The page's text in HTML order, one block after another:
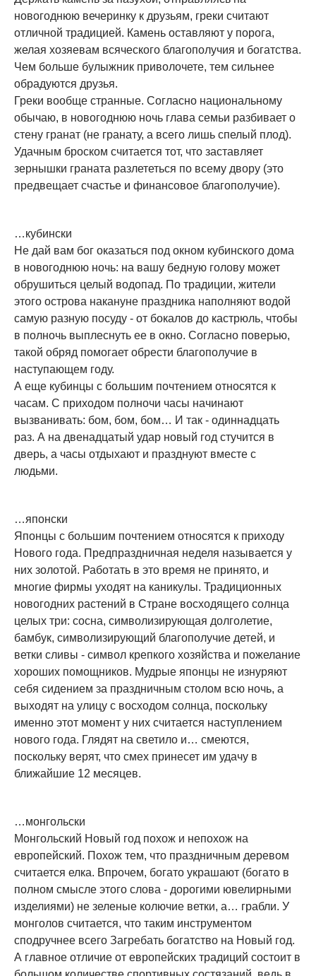
новогоднюю вечеринку к друзьям, греки считают
отличной традицией. Камень оставляют у порога,
желая хозяевам всяческого благополучия и богатства.
Чем больше булыжник приволочете, тем сильнее
обрадуются друзья.
Греки вообще странные. Согласно национальному
обычаю, в новогоднюю ночь глава семьи разбивает о
стену гранат (не гранату, а всего лишь спелый плод).
Удачным броском считается тот, что заставляет
зернышки граната разлететься по всему двору (это
предвещает счастье и финансовое благополучие).
…кубински
Не дай вам бог оказаться под окном кубинского дома
в новогоднюю ночь: на вашу бедную голову может
обрушиться целый водопад. По традиции, жители
этого острова накануне праздника наполняют водой
самую разную посуду - от бокалов до кастрюль, чтобы
в полночь выплеснуть ее в окно. Согласно поверью,
такой обряд помогает обрести благополучие в
наступающем году.
А еще кубинцы с большим почтением относятся к
часам. С приходом полночи часы начинают
вызванивать: бом, бом, бом… И так - одиннадцать
раз. А на двенадцатый удар новый год стучится в
дверь, а часы отдыхают и празднуют вместе с
людьми.
…японски
Японцы с большим почтением относятся к приходу
Нового года. Предпраздничная неделя называется у
них золотой. Работать в это время не принято, и
многие фирмы уходят на каникулы. Традиционных
новогодних растений в Стране восходящего солнца
целых три: сосна, символизирующая долголетие,
бамбук, символизирующий благополучие детей, и
ветки сливы - символ крепкого хозяйства и пожелание
хороших помощников. Мудрые японцы не изнуряют
себя сидением за праздничным столом всю ночь, а
выходят на улицу с восходом солнца, поскольку
именно этот момент у них считается наступлением
нового года. Глядят на светило и… смеются,
поскольку верят, что смех принесет им удачу в
ближайшие 12 месяцев.
…монгольски
Монгольский Новый год похож и непохож на
европейский. Похож тем, что праздничным деревом
считается елка. Впрочем, богато украшают (богато в
полном смысле этого слова - дорогими ювелирными
изделиями) не зеленые колючие ветки, а… грабли. У
монголов считается, что таким инструментом
сподручнее всего Загребать богатство на Новый год.
А главное отличие от европейских традиций состоит в